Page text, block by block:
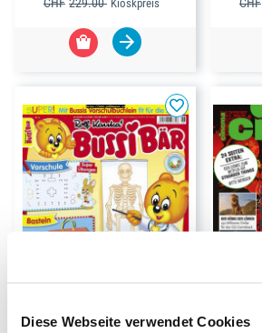
Diese Webseite verwendet Cookies
Kioskpreis
-36%